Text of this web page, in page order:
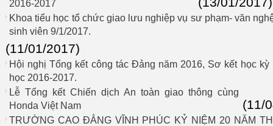
2016-2017
Khoa tiểu học tổ chức giao lưu nghiệp vụ sư phạm- văn
sinh viên 9/1/2017.
(11/01/2017)
Hội nghị Tổng kết công tác Đảng năm 2016, Sơ kết học kỳ
học 2016-2017.
Lễ Tổng kết Chiến dịch An toàn giao thông cùng
Honda Việt Nam
(11/
TRƯỜNG CAO ĐẲNG VĨNH PHÚC KỶ NIỆM 20 NĂM